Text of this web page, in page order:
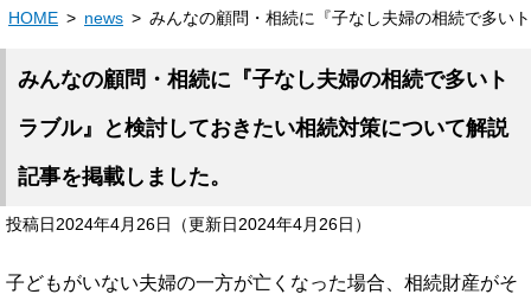
HOME news みんなの顧問・相続に『子なし夫婦の相続で多い
みんなの顧問・相続に『子なし夫婦の相続で多いト
ラブル』と検討しておきたい相続対策について解説
記事を掲載しました。
投稿日2024年4月26日 （更新日2024年4月26日）
子どもがいない夫婦の一方が亡くなった場合、相続財産がそ